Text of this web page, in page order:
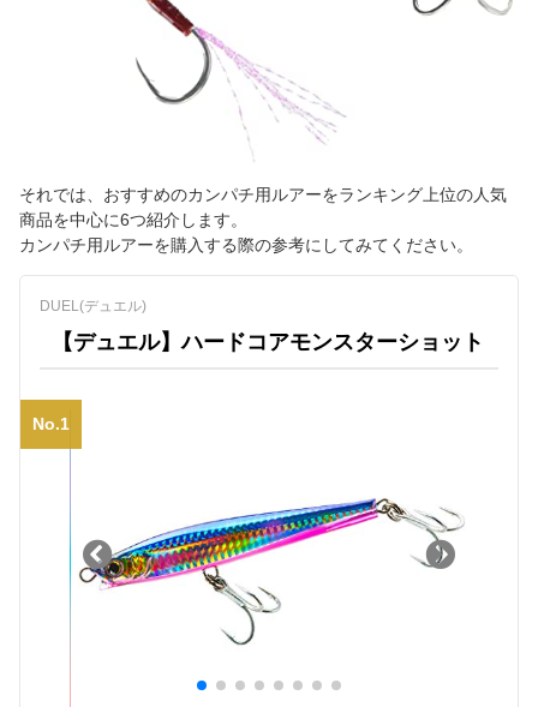
それでは、おすすめのカンパチ用ルアーをランキング上位の人気
商品を中心に6つ紹介します。
カンパチ用ルアーを購入する際の参考にしてみてください。
DUEL(デュエル)
【デュエル】ハードコアモンスターショット
No.1